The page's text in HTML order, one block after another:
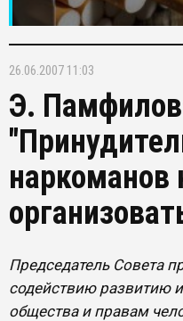
26.06.2007 11:03
Э.
наркоманов
Председатель Совета
содействию развитию
общества и правам